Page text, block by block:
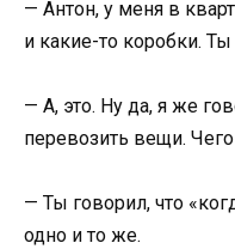
— Антон, у меня в
и какие-то коробки.
— А, это. Ну да, я же
перевозить вещи.
— Ты говорил, что
одно и то же.